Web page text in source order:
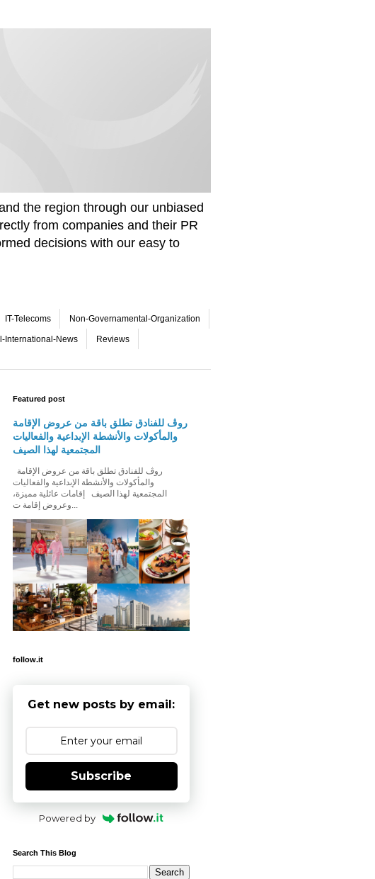
the region through our unbiased
from companies and their PR
decisions with our easy to
IT-Telecoms Non-Governamental-Organization
International-News Reviews
Featured post
روڤ للفنادق تطلق باقة من عروض الإقامة
والمأكولات والأنشطة الإبداعية والفعاليات
المجتمعية لهذا الصيف
والمأكولات والأنشطة الإبداعية والفعاليات
المجتمعية لهذا الصيف إقامات عائلية مميزة،
وعروض إقامة ت...
follow.it
Get new posts by email:
Subscribe
Powered by
Search This Blog